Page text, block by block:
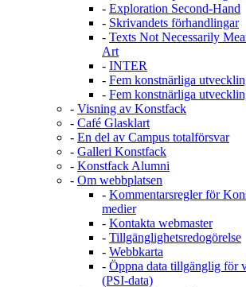
- Exploration Second-Hand
- Skrivandets förhandlingar
- Texts Not Necessarily
Art
- INTER
- Fem konstnärliga
- Fem konstnärliga
- Visning av Konstfack
- Café Glasklart
- En del av Campus totalförsvar
- Galleri Konstfack
- Konstfack Alumni
- Om webbplatsen
- Kommentarsregler för
medier
- Kontakta webmaster
- Tillgänglighetsredogörelse
- Webbkarta
- Öppna data tillgänglig för
(PSI-data)